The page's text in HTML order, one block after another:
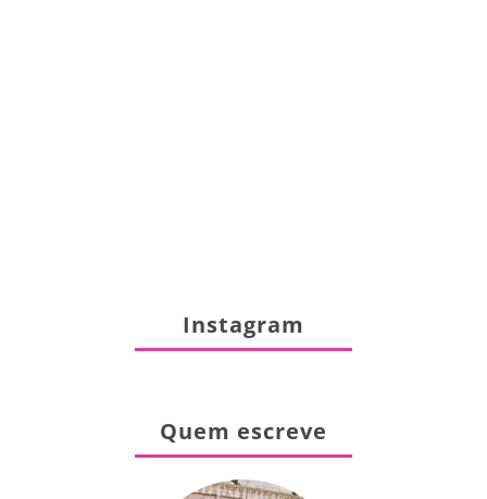
Instagram
Quem escreve